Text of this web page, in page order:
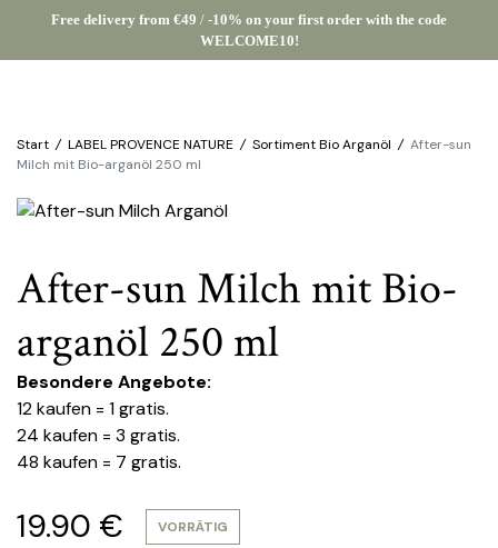
Free delivery from €49 / -10% on your first order with the code
WELCOME10!
Start / LABEL PROVENCE NATURE / Sortiment Bio Arganöl / After-sun
Milch mit Bio-arganöl 250 ml
After-sun Milch mit Bio-
arganöl 250 ml
Besondere Angebote:
12 kaufen = 1 gratis.
24 kaufen = 3 gratis.
48 kaufen = 7 gratis.
19.90 € VORRÄTIG